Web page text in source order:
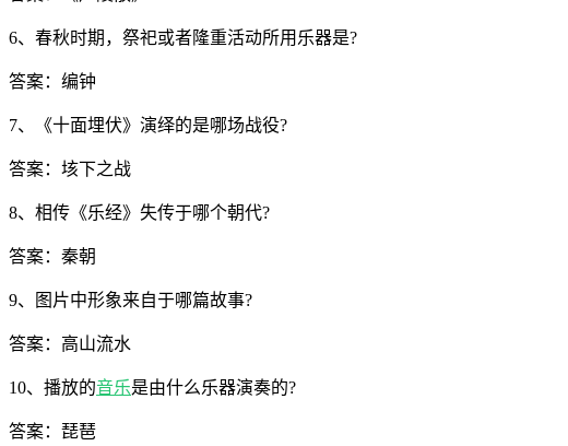
6、春秋时期，祭祀或者隆重活动所用乐器是?
答案：编钟
7、《十面埋伏》演绎的是哪场战役?
答案：垓下之战
8、相传《乐经》失传于哪个朝代?
答案：秦朝
9、图片中形象来自于哪篇故事?
答案：高山流水
10、播放的音乐是由什么乐器演奏的?
答案：琵琶